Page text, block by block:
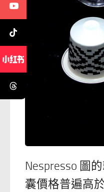
Nespresso 圖
囊價格普遍高